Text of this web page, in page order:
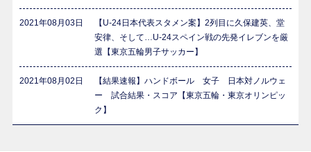
2021年08月03日
【U-24日本代表スタメン案】2列目に久保建英、堂
安律、そして…U-24スペイン戦の先発イレブンを厳
選【東京五輪男子サッカー】
2021年08月02日
【結果速報】ハンドボール 女子 日本対ノルウェ
ー 試合結果・スコア【東京五輪・東京オリンピッ
ク】